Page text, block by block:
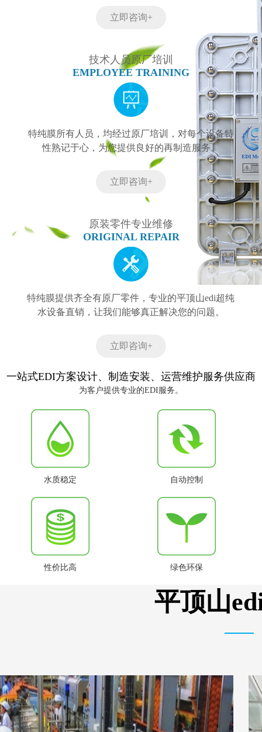
立即咨询+
技术人员原厂培训
EMPLOYEE TRAINING
特纯膜所有人员，均经过原厂培训，对每个设备特
性熟记于心，为您提供良好的再制造服务。
立即咨询+
原装零件专业维修
ORIGINAL REPAIR
特纯膜提供齐全有原厂零件，专业的平顶山edi超纯
水设备直销，让我们能够真正解决您的问题。
立即咨询+
一站式EDI方案设计、制造安装、运营维护服务供应商
为客户提供专业的EDI服务。
水质稳定 自动控制
性价比高 绿色环保
平顶山